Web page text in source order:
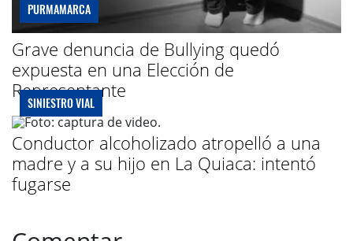
PURMAMARCA
Grave denuncia de Bullying quedó
expuesta en una Elección de
Representante
SINIESTRO VIAL
Conductor alcoholizado atropelló a una
madre y a su hijo en La Quiaca: intentó
fugarse